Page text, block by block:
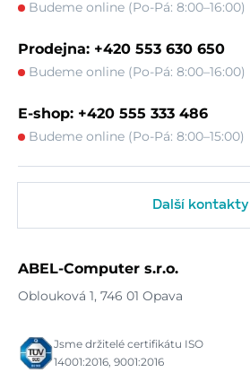
Budeme online (Po-Pá: 8:00–16:00)
Prodejna: +420 553 630 650
Budeme online (Po-Pá: 8:00–16:00)
E-shop: +420 555 333 486
Budeme online (Po-Pá: 8:00–15:00)
Další kontakty
ABEL-Computer s.r.o.
Oblouková 1, 746 01 Opava
Jsme držitelé certifikátu ISO
14001:2016, 9001:2016